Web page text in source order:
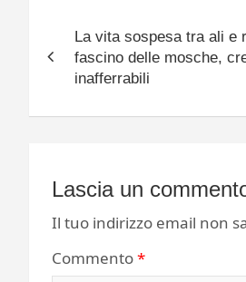
articoli
La vita sospesa tra ali e
fascino delle mosche,
inafferrabili
Lascia un
Il tuo indirizzo email non
Commento*